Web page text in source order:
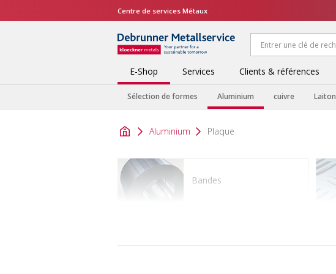
Centre de services Métaux
E-Shop Services Clients & références
Sélection de formes Aluminium cuivre Laiton
Aluminium Plaque
Bandes